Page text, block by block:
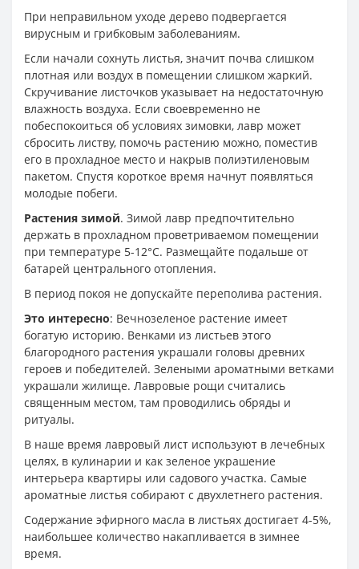
При неправильном уходе дерево подвергается
вирусным и грибковым заболеваниям.
Если начали сохнуть листья, значит почва слишком
плотная или воздух в помещении слишком жаркий.
Скручивание листочков указывает на недостаточную
влажность воздуха. Если своевременно не
побеспокоиться об условиях зимовки, лавр может
сбросить листву, помочь растению можно, поместив
его в прохладное место и накрыв полиэтиленовым
пакетом. Спустя короткое время начнут появляться
молодые побеги.
Растения зимой. Зимой лавр предпочтительно
держать в прохладном проветриваемом помещении
при температуре 5-12°C. Размещайте подальше от
батарей центрального отопления.
В период покоя не допускайте переполива растения.
Это интересно: Вечнозеленое растение имеет
богатую историю. Венками из листьев этого
благородного растения украшали головы древних
героев и победителей. Зелеными ароматными ветками
украшали жилище. Лавровые рощи считались
священным местом, там проводились обряды и
ритуалы.
В наше время лавровый лист используют в лечебных
целях, в кулинарии и как зеленое украшение
интерьера квартиры или садового участка. Самые
ароматные листья собирают с двухлетнего растения.
Содержание эфирного масла в листьях достигает 4-5%,
наибольшее количество накапливается в зимнее
время.